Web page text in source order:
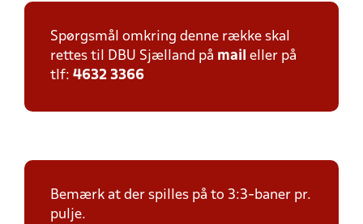
Spørgsmål omkring denne række skal
rettes til DBU Sjælland på mail eller på
tlf: 4632 3366
Bemærk at der spilles på to 3:3-baner pr.
pulje.